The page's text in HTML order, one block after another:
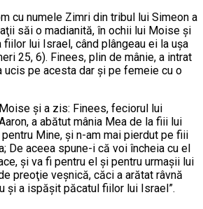
cu numele Zimri din tribul lui Simeon a
săi o madianită, în ochii lui Moise şi
lui Israel, când plângeau ei la uşa
25, 6). Finees, plin de mânie, a intrat
ucis pe acesta dar şi pe femeie cu o
şi a zis: Finees, feciorul lui
a abătut mânia Mea de la fiii lui
Mine, şi n-am mai pierdut pe fiii
De aceea spune-i că voi încheia cu el
şi va fi pentru el şi pentru urmaşii lui
preoţie veşnică, căci a arătat râvnă
şi a ispăşit păcatul fiilor lui Israel”.